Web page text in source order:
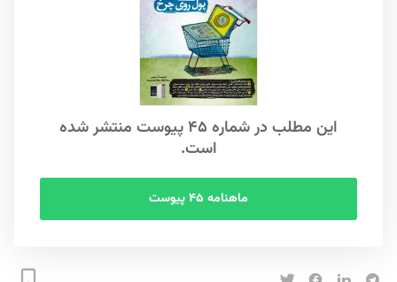
این مطلب در شماره ۴۵ پیوست منتشر شده
است.
ماهنامه ۴۵ پیوست